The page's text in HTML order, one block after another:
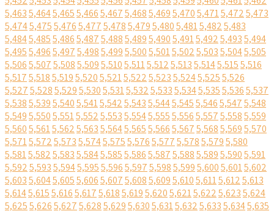
5,4635,4645,4655,4665,4675,4685,4695,4705,4715,4725,473
5,4745,4755,4765,4775,4785,4795,4805,4815,4825,483
5,4845,4855,4865,4875,4885,4895,4905,4915,4925,4935,494
5,4955,4965,4975,4985,4995,5005,5015,5025,5035,5045,505
5,5065,5075,5085,5095,5105,5115,5125,5135,5145,5155,516
5,5175,5185,5195,5205,5215,5225,5235,5245,5255,526
5,5275,5285,5295,5305,5315,5325,5335,5345,5355,5365,537
5,5385,5395,5405,5415,5425,5435,5445,5455,5465,5475,548
5,5495,5505,5515,5525,5535,5545,5555,5565,5575,5585,559
5,5605,5615,5625,5635,5645,5655,5665,5675,5685,5695,570
5,5715,5725,5735,5745,5755,5765,5775,5785,5795,580
5,5815,5825,5835,5845,5855,5865,5875,5885,5895,5905,591
5,5925,5935,5945,5955,5965,5975,5985,5995,6005,6015,602
5,6035,6045,6055,6065,6075,6085,6095,6105,6115,6125,613
5,6145,6155,6165,6175,6185,6195,6205,6215,6225,6235,624
5,6255,6265,6275,6285,6295,6305,6315,6325,6335,6345,635